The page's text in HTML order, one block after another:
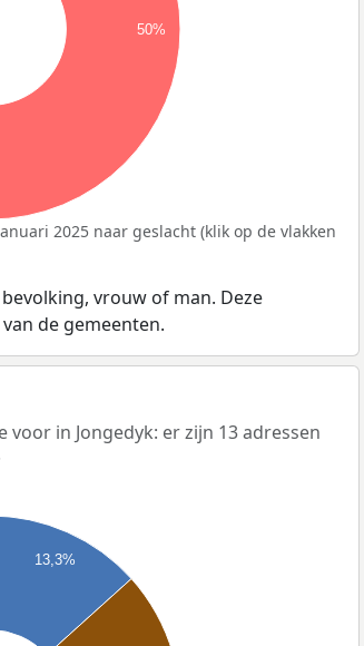
50%
2025 naar geslacht (klik op de vlakken
vrouw of man. Deze
de gemeenten.
in Jongedyk: er zijn 13 adressen
13,3%